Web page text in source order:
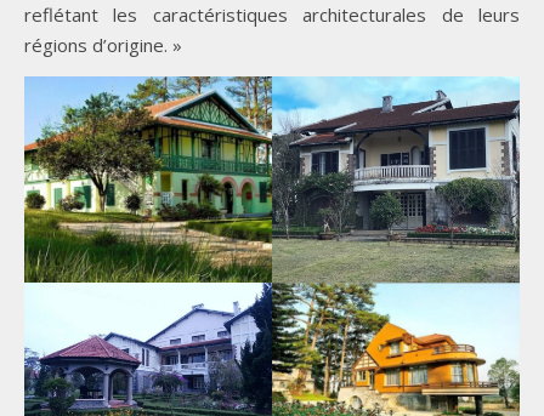
reflétant les caractéristiques architecturales de leurs
régions d’origine. »